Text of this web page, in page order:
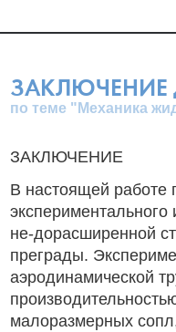
ЗАКЛЮЧЕНИЕ
по теме "Механика
ЗАКЛЮЧЕНИЕ
В настоящей работе
не-дорасширенной
преграды.
аэродинамической
малоразмерных